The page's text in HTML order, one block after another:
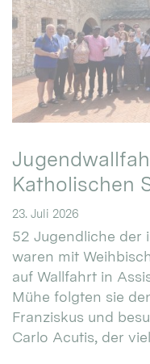
Katholischen
23. Juli 2026
52 Jugendliche der
waren mit
auf Wallfahrt in
Mühe folgten sie
Franziskus und
Carlo Acutis, der